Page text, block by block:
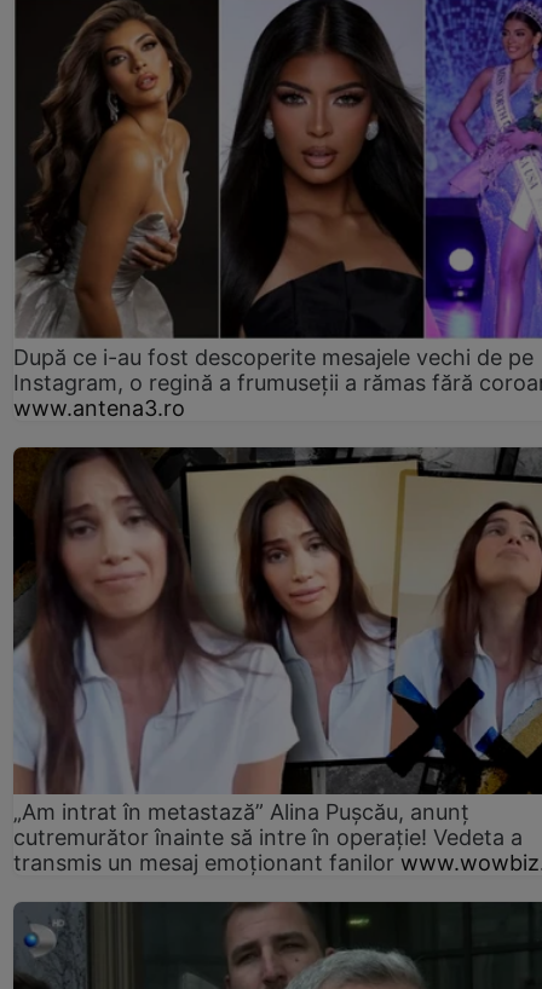
După ce i-au fost descoperite mesajele vechi de pe
Instagram, o regină a frumuseții a rămas fără
www.antena3.ro
„Am intrat în metastază” Alina Pușcău, anunț
cutremurător înainte să intre în operație! Vedeta a
transmis un mesaj emoționant fanilor